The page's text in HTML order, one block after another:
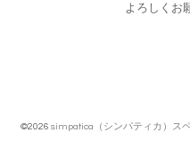
よろしくお
©2026 simpatica（シンパティカ）ス